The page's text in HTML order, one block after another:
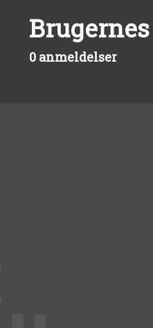
0 anmeldelser